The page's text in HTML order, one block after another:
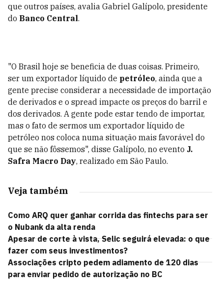
que outros países, avalia Gabriel Galípolo, presidente
do Banco Central.
"O Brasil hoje se beneficia de duas coisas. Primeiro,
ser um exportador líquido de petróleo, ainda que a
gente precise considerar a necessidade de importação
de derivados e o spread impacte os preços do barril e
dos derivados. A gente pode estar tendo de importar,
mas o fato de sermos um exportador líquido de
petróleo nos coloca numa situação mais favorável do
que se não fôssemos", disse Galípolo, no evento J.
Safra Macro Day, realizado em São Paulo.
Veja também
Como ARQ quer ganhar corrida das fintechs para ser
o Nubank da alta renda
Apesar de corte à vista, Selic seguirá elevada: o que
fazer com seus investimentos?
Associações cripto pedem adiamento de 120 dias
para enviar pedido de autorização no BC